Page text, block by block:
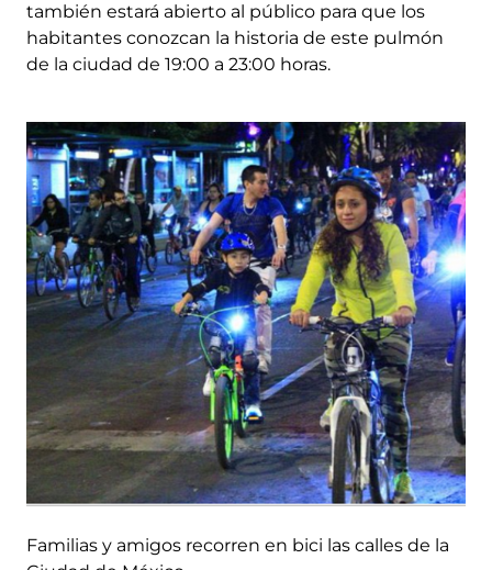
también estará abierto al público para que los
habitantes conozcan la historia de este pulmón
de la ciudad de 19:00 a 23:00 horas.
Familias y amigos recorren en bici las calles de la